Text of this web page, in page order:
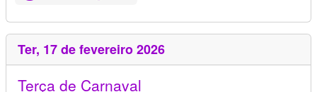
Ter, 17 de fevereiro 2026
Terça de Carnaval